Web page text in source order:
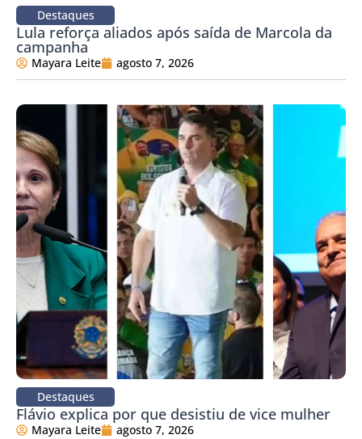
Destaques
Lula reforça aliados após saída de Marcola da
campanha
Mayara Leite agosto 7, 2026
Destaques
Flávio explica por que desistiu de vice mulher
Mayara Leite agosto 7, 2026